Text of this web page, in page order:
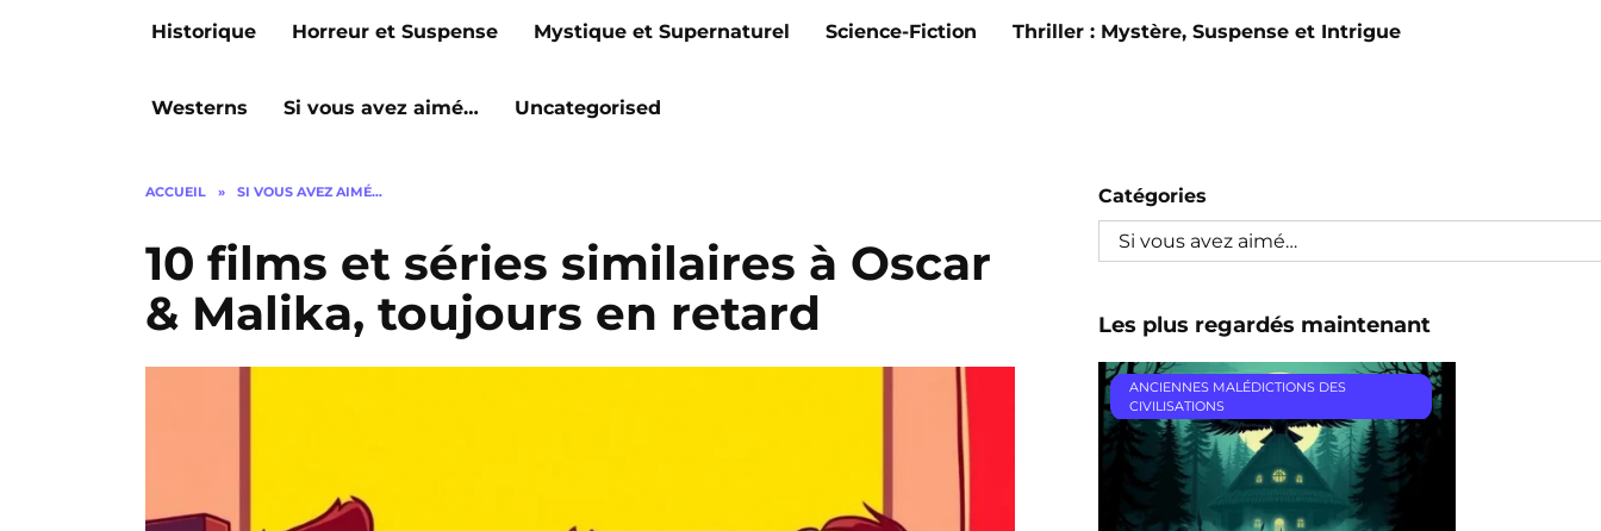
Historique Horreur et Suspense Mystique et Supernaturel Science-Fiction Thriller : Mystère, Suspense et Intrigue
Westerns Si vous avez aimé… Uncategorised
ACCUEIL » SI VOUS AVEZ AIMÉ…
10 films et séries similaires à Oscar
& Malika, toujours en retard
Catégories
Les plus regardés maintenant
ANCIENNES MALÉDICTIONS DES
CIVILISATIONS